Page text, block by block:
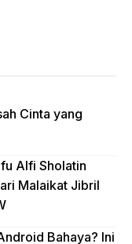
Cinta yang
Alfi Sholatin
Malaikat Jibril
Bahaya? Ini